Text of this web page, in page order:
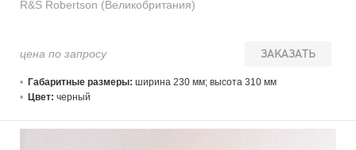
R&S Robertson (Великобритания)
ЗАКАЗАТЬ
цена по запросу
Габаритные размеры: ширина 230 мм; высота 310 мм
Цвет: черный